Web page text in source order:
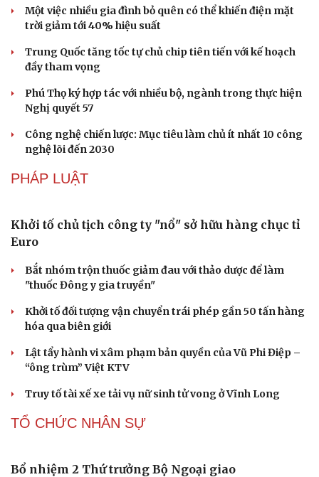
Một việc nhiều gia đình bỏ quên có thể khiến điện mặt
trời giảm tới 40% hiệu suất
Trung Quốc tăng tốc tự chủ chip tiên tiến với kế hoạch
đầy tham vọng
Phú Thọ ký hợp tác với nhiều bộ, ngành trong thực hiện
Nghị quyết 57
Công nghệ chiến lược: Mục tiêu làm chủ ít nhất 10 công
nghệ lõi đến 2030
PHÁP LUẬT
Khởi tố chủ tịch công ty "nổ" sở hữu hàng chục tỉ
Euro
Bắt nhóm trộn thuốc giảm đau với thảo dược để làm
"thuốc Đông y gia truyền"
Khởi tố đối tượng vận chuyển trái phép gần 50 tấn hàng
hóa qua biên giới
Lật tẩy hành vi xâm phạm bản quyền của Vũ Phi Điệp –
“ông trùm” Việt KTV
Truy tố tài xế xe tải vụ nữ sinh tử vong ở Vĩnh Long
TỔ CHỨC NHÂN SỰ
Bổ nhiệm 2 Thứ trưởng Bộ Ngoại giao